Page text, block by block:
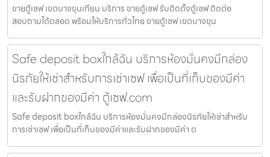
ขายตู้เซฟ เขตบางขุนเทียน บริการ ขายตู้เซฟ รับติดตั้งตู้เซฟ ติดต่อ
สอบถามได้ตลอด พร้อมให้บริการทั่วไทย ขายตู้เซฟ เขตบางขุน
Safe deposit boxใกล้ฉัน บริการห้องมั่นคงมีกล่อง
นิรภัยให้เช่าสำหรับการเช่าเซฟ เพื่อเป็นที่เก็บของมีค่า
และรับฝากของมีค่า ตู้เซฟ.com
Safe deposit boxใกล้ฉัน บริการห้องมั่นคงมีกล่องนิรภัยให้เช่าสำหรับ
การเช่าเซฟ เพื่อเป็นที่เก็บของมีค่าและรับฝากของมีค่า ต